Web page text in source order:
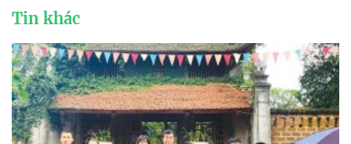
Tin khác